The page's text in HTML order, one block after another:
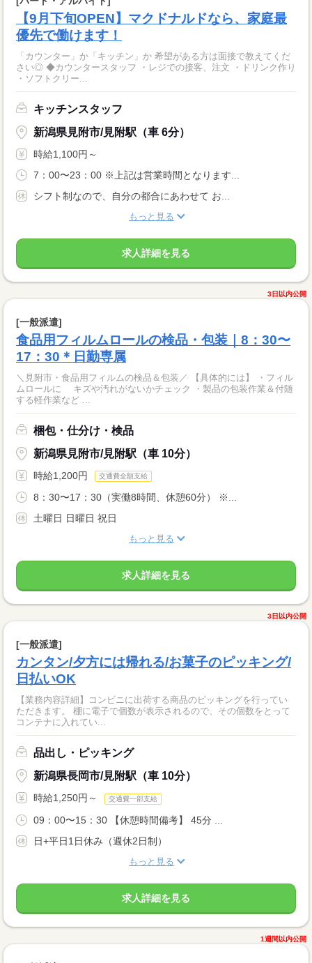
【9月下旬OPEN】マクドナルドなら、家庭最
優先で働けます！
「カウンター」か「キッチン」か 希望がある方は面接で教えてくだ
さい◎ ◆カウンタースタッフ ・レジでの接客、注文 ・ドリンク作り
・ソフトクリー...
キッチンスタッフ
新潟県見附市/見附駅（車 6分）
時給1,100円～
7：00〜23：00 ※上記は営業時間となります...
シフト制なので、自分の都合にあわせて お...
もっと見る
求人詳細を見る
3日以内公開
[一般派遣]
食品用フィルムロールの検品・包装｜8：30〜
17：30＊日勤専属
＼見附市・食品用フィルムの検品＆包装／ 【具体的には】 ・フィル
ムロールに キズや汚れがないかチェック ・製品の包装作業＆付随
する軽作業など ...
梱包・仕分け・検品
新潟県見附市/見附駅（車 10分）
時給1,200円 交通費全額支給
8：30〜17：30（実働8時間、休憩60分） ※...
土曜日 日曜日 祝日
もっと見る
求人詳細を見る
3日以内公開
[一般派遣]
カンタン/夕方には帰れる/お菓子のピッキング/
日払いOK
【業務内容詳細】コンビニに出荷する商品のピッキングを行ってい
ただきます。 棚に電子で個数が表示されるので、その個数をとって
コンテナに入れてい...
品出し・ピッキング
新潟県長岡市/見附駅（車 10分）
時給1,250円～ 交通費一部支給
09：00〜15：30 【休憩時間備考】 45分 ...
日+平日1日休み（週休2日制）
もっと見る
求人詳細を見る
1週間以内公開